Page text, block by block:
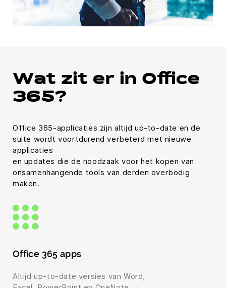
Wat zit er in Office
365?
Office 365-applicaties zijn altijd up-to-date en de
suite wordt voortdurend verbeterd met nieuwe
applicaties
en updates die de noodzaak voor het kopen van
onsamenhangende tools van derden overbodig
maken.
Office 365 apps
Altijd up-to-date versies van Word,